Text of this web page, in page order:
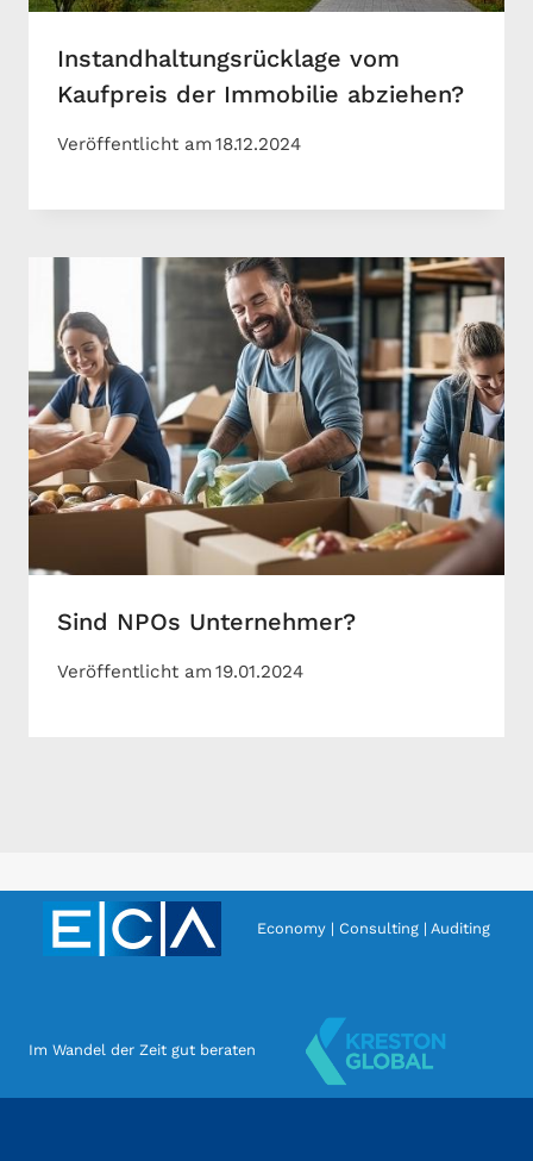
Instandhaltungsrücklage vom
Kaufpreis der Immobilie abziehen?
Veröffentlicht am18.12.2024
Sind NPOs Unternehmer?
Veröffentlicht am19.01.2024
Economy | Consulting | Auditing
Im Wandel der Zeit gut beraten